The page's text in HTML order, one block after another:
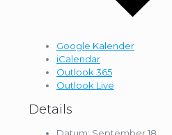
Google Kalender
iCalendar
Outlook 365
Outlook Live
Details